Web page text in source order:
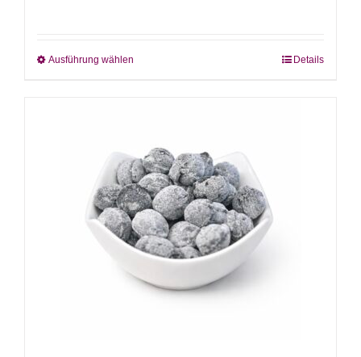
Ausführung wählen
Varianten
auf.
Die
Optionen
können
auf
Details